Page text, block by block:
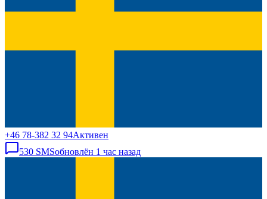
+46 78-382 32 94Активен
530 SMSобновлён 1 час назад